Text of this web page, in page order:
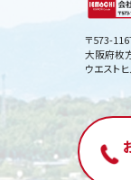
〒573-
大阪府枚
ウエスト